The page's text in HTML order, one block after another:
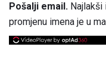
Pošalji email.
promjenu imena je u